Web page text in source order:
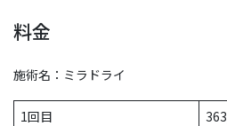
料金
施術名：ミラドライ
1回目